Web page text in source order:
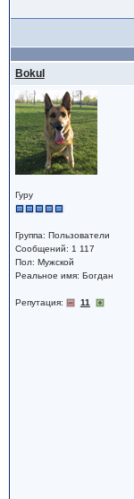
Bokul
Гуру
Группа: Пользователи
Сообщений: 1 117
Пол: Мужской
Реальное имя: Богдан
Репутация: 11